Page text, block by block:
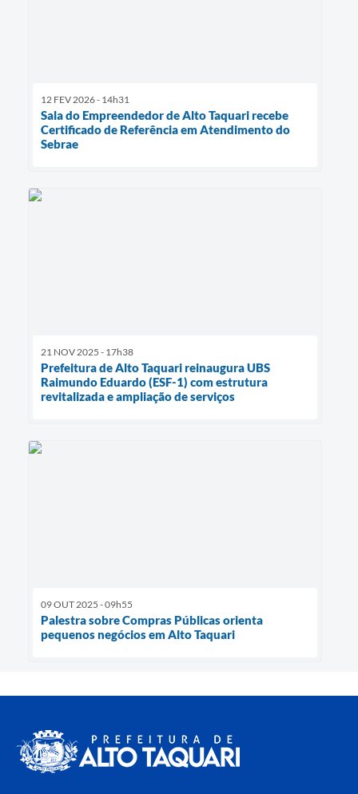
12 FEV 2026 - 14h31
Sala do Empreendedor de Alto Taquari recebe
Certificado de Referência em Atendimento do
Sebrae
21 NOV 2025 - 17h38
Prefeitura de Alto Taquari reinaugura UBS
Raimundo Eduardo (ESF-1) com estrutura
revitalizada e ampliação de serviços
09 OUT 2025 - 09h55
Palestra sobre Compras Públicas orienta
pequenos negócios em Alto Taquari